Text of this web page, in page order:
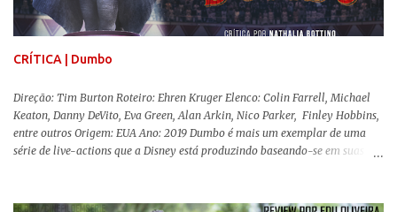
abuso, doença mental, bullying e violência física. Todo esse turbilhão de
informações molda a mente d...
CRÍTICA | Dumbo
Direção: Tim Burton Roteiro: Ehren Kruger Elenco: Colin Farrell, Michael
Keaton, Danny DeVito, Eva Green, Alan Arkin, Nico Parker, Finley Hobbins,
entre outros Origem: EUA Ano: 2019 Dumbo é mais um exemplar de uma
série de live-actions que a Disney está produzindo baseando-se em suas
remake , já que a história do elefantinho voador foi reinventada de forma